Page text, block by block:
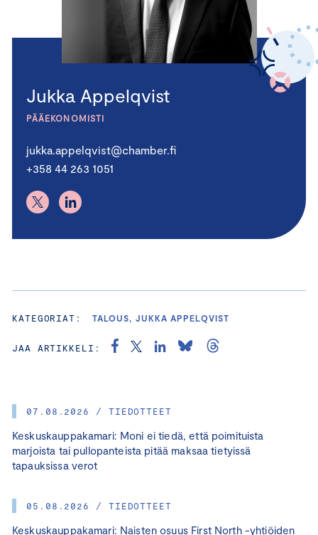
07.08.2026 / TIEDOTTEET
Keskuskauppakamari: Moni ei tiedä, että poimituista
marjoista tai pullopanteista pitää maksaa tietyissä
tapauksissa verot
05.08.2026 / TIEDOTTEET
Keskuskauppakamari: Naisten osuus First North -yhtiöiden
Jukka Appelqvist
PÄÄEKONOMISTI
jukka.appelqvist@chamber.fi
+358 44 263 1051
KATEGORIAT: TALOUS, JUKKA APPELQVIST
JAA ARTIKKELI: